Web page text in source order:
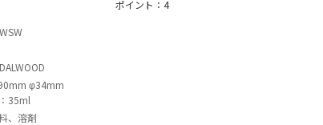
ポイント：4
φ34mm
35ml
、溶剤